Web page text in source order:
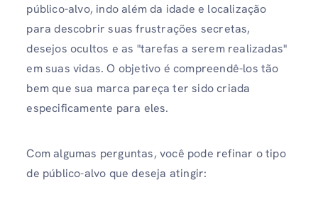
público-alvo, indo além da idade e localização
para descobrir suas frustrações secretas,
desejos ocultos e as "tarefas a serem realizadas"
em suas vidas. O objetivo é compreendê-los tão
bem que sua marca pareça ter sido criada
especificamente para eles.
Com algumas perguntas, você pode refinar o tipo
de público-alvo que deseja atingir: